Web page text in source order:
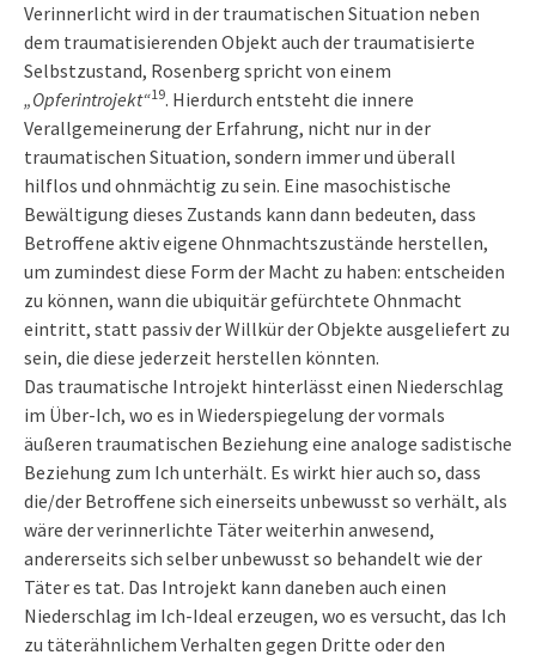
Verinnerlicht wird in der traumatischen Situation neben
dem traumatisierenden Objekt auch der traumatisierte
Selbstzustand, Rosenberg spricht von einem
„Opferintrojekt“19. Hierdurch entsteht die innere
Verallgemeinerung der Erfahrung, nicht nur in der
traumatischen Situation, sondern immer und überall
hilflos und ohnmächtig zu sein. Eine masochistische
Bewältigung dieses Zustands kann dann bedeuten, dass
Betroffene aktiv eigene Ohnmachtszustände herstellen,
um zumindest diese Form der Macht zu haben: entscheiden
zu können, wann die ubiquitär gefürchtete Ohnmacht
eintritt, statt passiv der Willkür der Objekte ausgeliefert zu
sein, die diese jederzeit herstellen könnten.
Das traumatische Introjekt hinterlässt einen Niederschlag
im Über-Ich, wo es in Wiederspiegelung der vormals
äußeren traumatischen Beziehung eine analoge sadistische
Beziehung zum Ich unterhält. Es wirkt hier auch so, dass
die/der Betroffene sich einerseits unbewusst so verhält, als
wäre der verinnerlichte Täter weiterhin anwesend,
andererseits sich selber unbewusst so behandelt wie der
Täter es tat. Das Introjekt kann daneben auch einen
Niederschlag im Ich-Ideal erzeugen, wo es versucht, das Ich
zu täterähnlichem Verhalten gegen Dritte oder den